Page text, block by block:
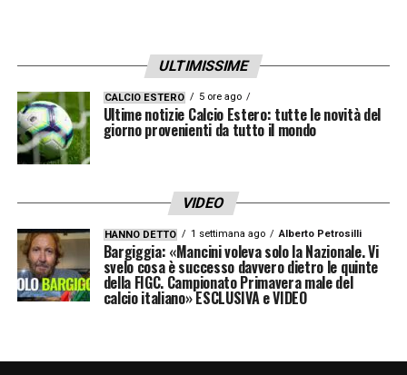
ULTIMISSIME
CALCIO ESTERO 5 ore ago
Ultime notizie Calcio Estero: tutte le novità del
giorno provenienti da tutto il mondo
VIDEO
HANNO DETTO 1 settimana ago Alberto Petrosilli
Bargiggia: «Mancini voleva solo la Nazionale. Vi
svelo cosa è successo davvero dietro le quinte
della FIGC. Campionato Primavera male del
calcio italiano» ESCLUSIVA e VIDEO